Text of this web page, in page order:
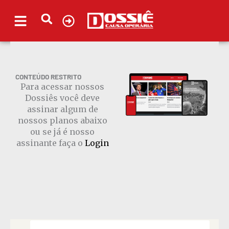
para
CONTEÚDO RESTRITO
Para acessar nossos
Dossiês você deve
assinar algum de
nossos planos abaixo
ou se já é nosso
assinante faça o Login